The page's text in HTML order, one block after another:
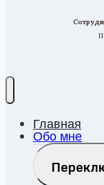
Главная
Обо мне